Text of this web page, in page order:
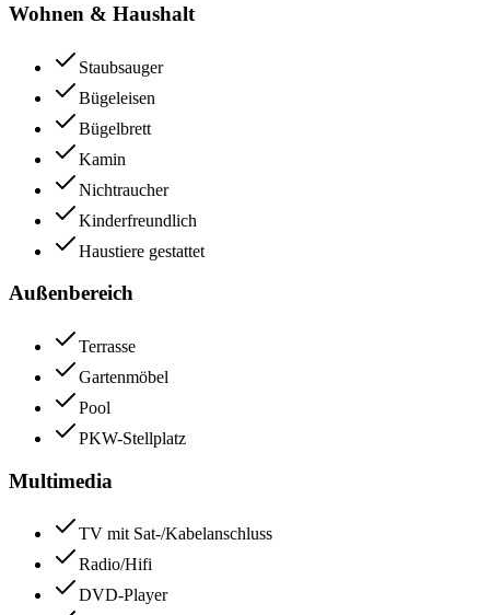
Wohnen & Haushalt
Staubsauger
Bügeleisen
Bügelbrett
Kamin
Nichtraucher
Kinderfreundlich
Haustiere gestattet
Außenbereich
Terrasse
Gartenmöbel
Pool
PKW-Stellplatz
Multimedia
TV mit Sat-/Kabelanschluss
Radio/Hifi
DVD-Player